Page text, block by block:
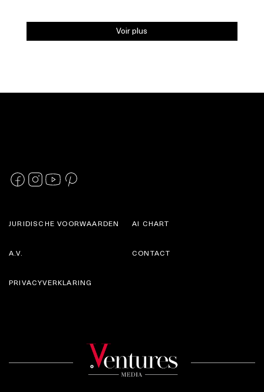
Voir plus
JURIDISCHE VOORWAARDEN
A.V.
AI CHART
CONTACT
PRIVACYVERKLARING